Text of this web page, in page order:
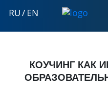
RU/EN
КОУЧИНГ КАК